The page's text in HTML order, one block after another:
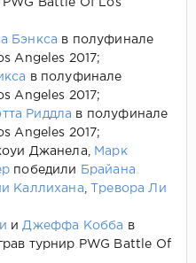
PWG Battle Of Los
Бэнкса в полуфинале
Angeles 2017;
в полуфинале
Angeles 2017;
Риддла в полуфинале
Angeles 2017;
Джанела,
Марк
победили
Брайана
Каллихана
Тревора Ли
и Джеффа Кобба в
турнир PWG Battle Of